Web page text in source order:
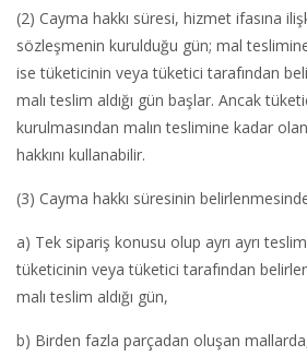
(2) Cayma hakkı süresi, hizmet ifasına
sözleşmenin kurulduğu gün; mal
ise tüketicinin veya tüketici tarafından
malı teslim aldığı gün başlar. Ancak
kurulmasından malın teslimine kadar
hakkını kullanabilir.
(3) Cayma hakkı süresinin
a) Tek sipariş konusu olup ayrı ayrı
tüketicinin veya tüketici tarafından
malı teslim aldığı gün,
b) Birden fazla parçadan oluşan